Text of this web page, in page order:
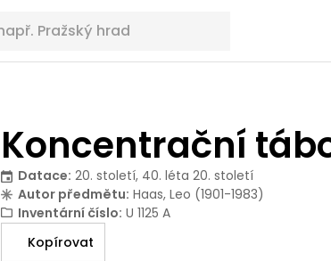
Koncentrační
Datace: 20. století, 40. léta 20. století
Autor předmětu: Haas, Leo (1901-1983)
Inventární číslo: U 1125 A
Kopírovat